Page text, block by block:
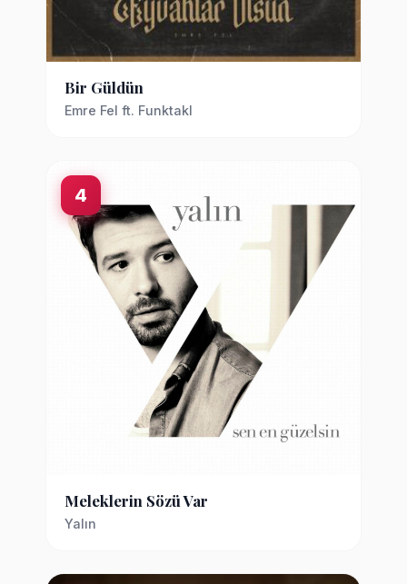
Bir Güldün
Emre Fel ft. Funktakl
4
Meleklerin Sözü Var
Yalın